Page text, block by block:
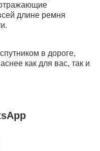
длине ремня
в дороге,
как для вас, так и